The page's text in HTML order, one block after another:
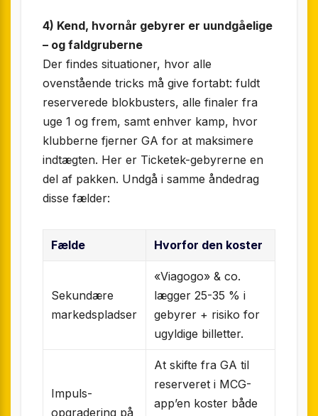
4) Kend, hvornår gebyrer er uundgåelige
– og faldgruberne
Der findes situationer, hvor alle
ovenstående tricks må give fortabt: fuldt
reserverede blokbusters, alle finaler fra
uge 1 og frem, samt enhver kamp, hvor
klubberne fjerner GA for at maksimere
indtægten. Her er Ticketek-gebyrerne en
del af pakken. Undgå i samme åndedrag
disse fælder:
Fælde Hvorfor den koster
Sekundære
markedspladser
«Viagogo» & co.
lægger 25-35 % i
gebyrer + risiko for
ugyldige billetter.
Impuls-
opgradering på
At skifte fra GA til
reserveret i MCG-
app’en koster både